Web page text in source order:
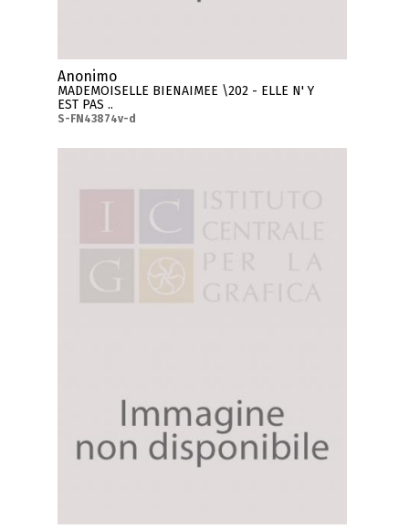
Anonimo
MADEMOISELLE BIENAIMEE \202 - ELLE N' Y
EST PAS ..
S-FN43874v-d